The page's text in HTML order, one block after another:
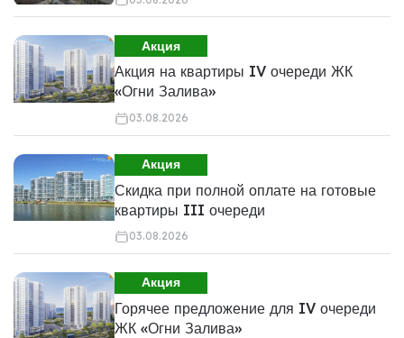
Акция
Акция на квартиры IV очереди ЖК
«Огни Залива»
03.08.2026
Акция
Скидка при полной оплате на готовые
квартиры III очереди
03.08.2026
Акция
Горячее предложение для IV очереди
ЖК «Огни Залива»